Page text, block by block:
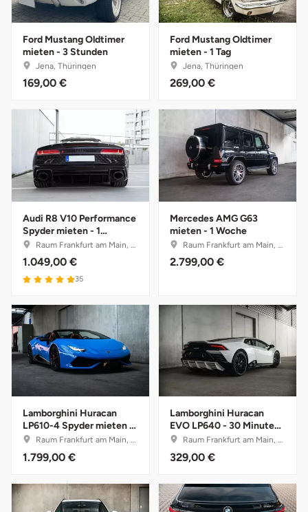
Ford Mustang Oldtimer
mieten - 3 Stunden
Jena, Thüringen
169,00 €
Ford Mustang Oldtimer
mieten - 1 Tag
Jena, Thüringen
269,00 €
Audi R8 V10 Performance
Spyder mieten - 1
Wochenende (Fr.-Mo.)
Raum Frankfurt am Main, Hessen
1.049,00 €
35
Mercedes AMG G63
mieten - 1 Woche
Raum Frankfurt am Main, Hessen
2.799,00 €
Lamborghini Huracan
LP610-4 Spyder mieten -
1 Wochenende (Fr.-Mo.)
Raum Frankfurt am Main, Hessen
1.799,00 €
Lamborghini Huracan
EVO LP640 - 30 Minuten
selber fahren mit
Instruktor
Raum Frankfurt am Main, Hessen
329,00 €
Gelnhausen
Gera
Gersfeld
Gotha
Göppingen
Görlitz
Halle
Hannover
Haßfurt
Heidenheim
Heilbronn
Heldburg